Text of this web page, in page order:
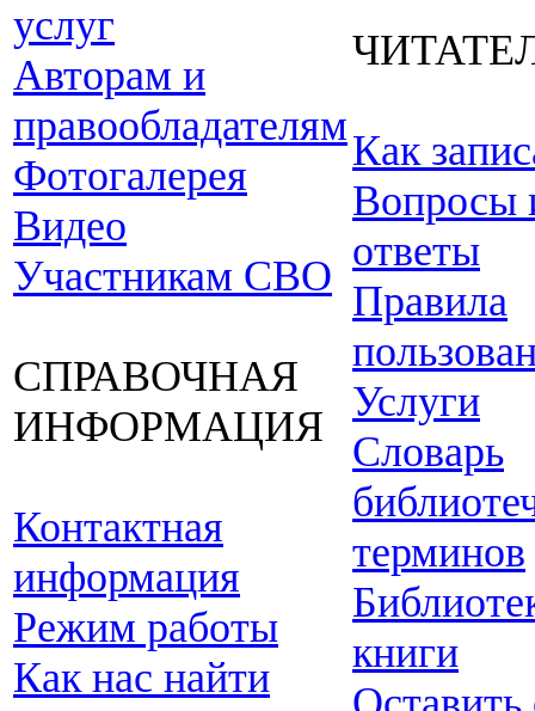
услуг
Авторам и
правообладателям
Фотогалерея
Видео
Участникам СВО
СПРАВОЧНАЯ
ИНФОРМАЦИЯ
Контактная
информация
Режим работы
Как нас найти
Как
Вопросы
ответы
Правила
Услуги
Словарь
терминов
книги